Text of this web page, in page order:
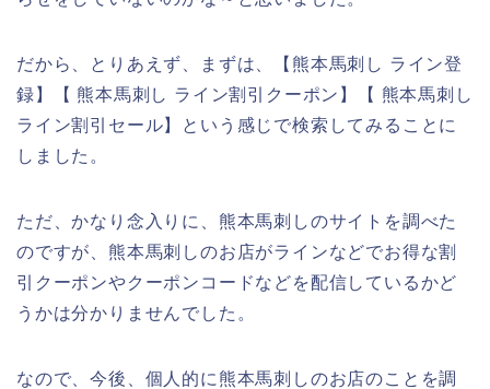
だから、とりあえず、まずは、【熊本馬刺し ライン登
録】【 熊本馬刺し ライン割引クーポン】【 熊本馬刺し
ライン割引セール】という感じで検索してみることに
しました。
ただ、かなり念入りに、熊本馬刺しのサイトを調べた
のですが、熊本馬刺しのお店がラインなどでお得な割
引クーポンやクーポンコードなどを配信しているかど
うかは分かりませんでした。
なので、今後、個人的に熊本馬刺しのお店のことを調